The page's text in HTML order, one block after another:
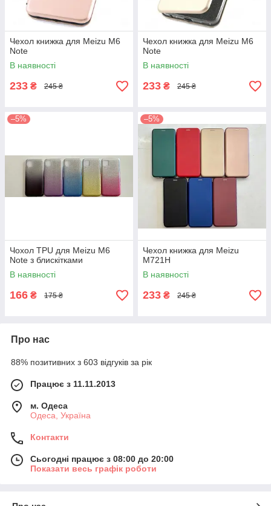
Чехол книжка для Meizu M6
Note
В наявності
233 ₴ 245 ₴
Чехол книжка для Meizu M6
Note
В наявності
233 ₴ 245 ₴
–5%
Чохол TPU для Meizu M6
Note з блискітками
В наявності
166 ₴ 175 ₴
–5%
Чехол книжка для Meizu
M721H
В наявності
233 ₴ 245 ₴
Про нас
88% позитивних з 603 відгуків за рік
Працює з 11.11.2013
м. Одеса
Одеса, Україна
Контакти
Сьогодні працює з 08:00 до 20:00
Показати весь графік роботи